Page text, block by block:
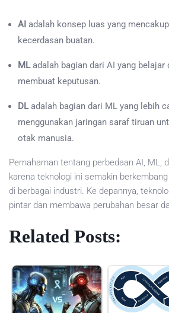
AI adalah konsep luas yang
kecerdasan buatan.
MLadalah bagian dari AI yang belajar
membuat keputusan.
DLadalah bagian dari ML yang lebih
menggunakan jaringan saraf tiruan
otak manusia.
Pemahaman tentang perbedaan AI, ML,
karena teknologi ini semakin
di berbagai industri. Ke depannya,
pintar dan membawa perubahan besar
Related Posts: